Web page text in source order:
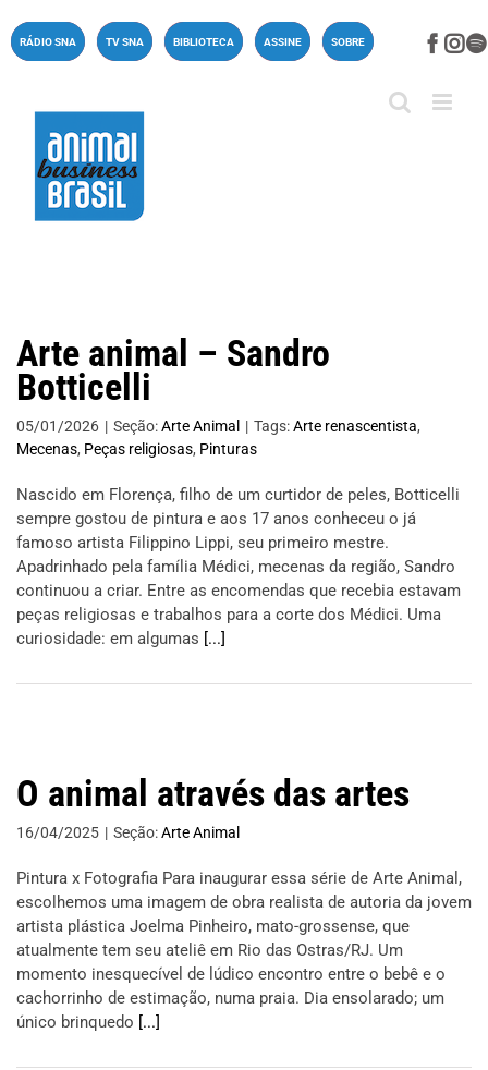
paraRÁDIO SNA TV SNA BIBLIOTECA ASSINE SOBRE
Arte animal – Sandro
Botticelli
05/01/2026 | Seção:Arte Animal | Tags:Arte renascentista,
Mecenas, Peças religiosas, Pinturas
Nascido em Florença, filho de um curtidor de peles, Botticelli
sempre gostou de pintura e aos 17 anos conheceu o já
famoso artista Filippino Lippi, seu primeiro mestre.
Apadrinhado pela família Médici, mecenas da região, Sandro
continuou a criar. Entre as encomendas que recebia estavam
peças religiosas e trabalhos para a corte dos Médici. Uma
curiosidade: em algumas [...]
O animal através das artes
16/04/2025 | Seção:Arte Animal
Pintura x Fotografia Para inaugurar essa série de Arte Animal,
escolhemos uma imagem de obra realista de autoria da jovem
artista plástica Joelma Pinheiro, mato-grossense, que
atualmente tem seu ateliê em Rio das Ostras/RJ. Um
momento inesquecível de lúdico encontro entre o bebê e o
cachorrinho de estimação, numa praia. Dia ensolarado; um
único brinquedo [...]